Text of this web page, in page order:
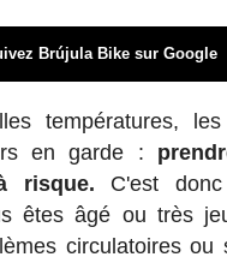
Brújula Bike sur Google
températures, les
en garde :
risque. C'est
êtes âgé ou très
circulatoires ou